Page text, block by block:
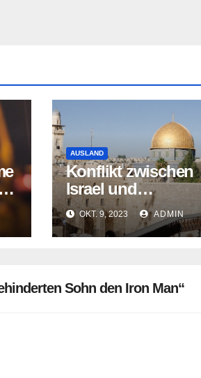
AUSLAND
Konflikt zwischen
Israel und
Palästinensern
traurigen
OKT. 9, 2023 ADMIN
Sohn den Iron Man“